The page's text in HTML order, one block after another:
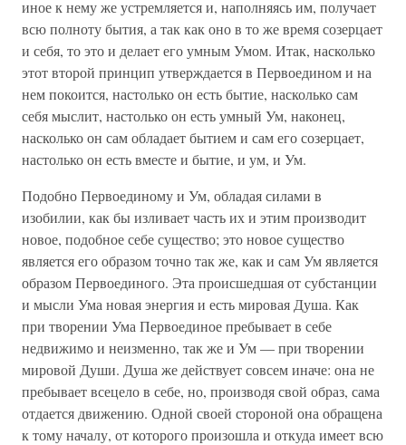
иное к нему же устремляется и, наполняясь им, получает
всю полноту бытия, а так как оно в то же время созерцает
и себя, то это и делает его умным Умом. Итак, насколько
этот второй принцип утверждается в Первоедином и на
нем покоится, настолько он есть бытие, насколько сам
себя мыслит, настолько он есть умный Ум, наконец,
насколько он сам обладает бытием и сам его созерцает,
настолько он есть вместе и бытие, и ум, и Ум.
Подобно Первоединому и Ум, обладая силами в
изобилии, как бы изливает часть их и этим производит
новое, подобное себе существо; это новое существо
является его образом точно так же, как и сам Ум является
образом Первоединого. Эта происшедшая от субстанции
и мысли Ума новая энергия и есть мировая Душа. Как
при творении Ума Первоединое пребывает в себе
недвижимо и неизменно, так же и Ум — при творении
мировой Души. Душа же действует совсем иначе: она не
пребывает всецело в себе, но, производя свой образ, сама
отдается движению. Одной своей стороной она обращена
к тому началу, от которого произошла и откуда имеет всю